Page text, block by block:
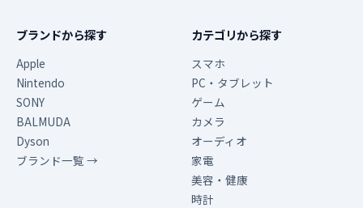
ブランドから探す
Apple
Nintendo
SONY
BALMUDA
Dyson
ブランド一覧 →
カテゴリから探す
スマホ
PC・タブレット
ゲーム
カメラ
オーディオ
家電
美容・健康
時計